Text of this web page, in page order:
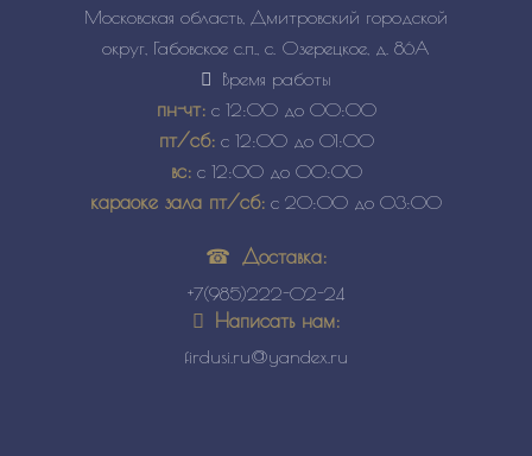
Московская область, Дмитровский городской
округ, Габовское с.п., с. Озерецкое, д. 86А
Время работы
пн-чт:с 12:00 до 00:00
пт/сб:с 12:00 до 01:00
вс:с 12:00 до 00:00
караоке зала пт/сб: с 20:00 до 03:00
Доставка:
+7(985)222-02-24
Написать нам:
firdusi.ru@yandex.ru